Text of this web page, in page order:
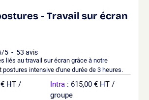
- Travail sur écran
/5 - 53 avis
liés au travail sur écran grâce à notre
intensive d'une durée de 3 heures.
HT /
Intra : 615,00 € HT /
groupe